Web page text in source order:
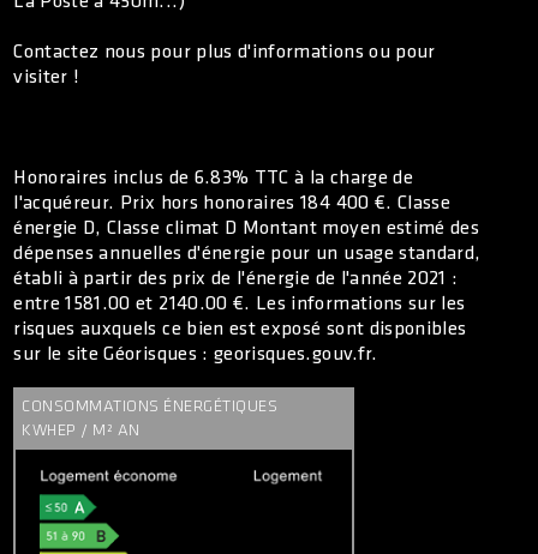
Contactez nous pour plus d'informations ou pour
visiter !
Honoraires inclus de 6.83% TTC à la charge de
l'acquéreur. Prix hors honoraires 184 400 €. Classe
énergie D, Classe climat D Montant moyen estimé des
dépenses annuelles d'énergie pour un usage standard,
établi à partir des prix de l'énergie de l'année 2021 :
entre 1581.00 et 2140.00 €. Les informations sur les
risques auxquels ce bien est exposé sont disponibles
sur le site Géorisques : georisques.gouv.fr.
CONSOMMATIONS ÉNERGÉTIQUES
KWHEP / M² AN